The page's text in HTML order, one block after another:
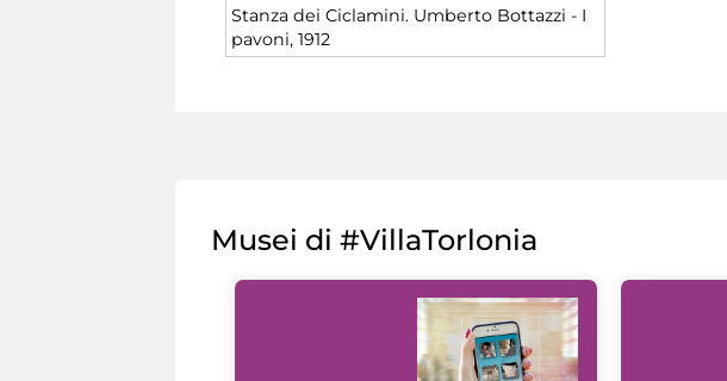
Stanza dei Ciclamini. Umberto Bottazzi - I
pavoni, 1912
Musei di #VillaTorlonia